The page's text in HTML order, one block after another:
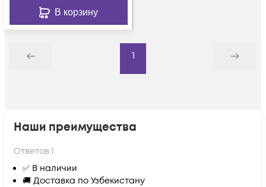
В корзину
Назад
1
Дальше
Наши преимущества
Ответов:1
✅ В наличии
🚚 Доставка по Узбекистану